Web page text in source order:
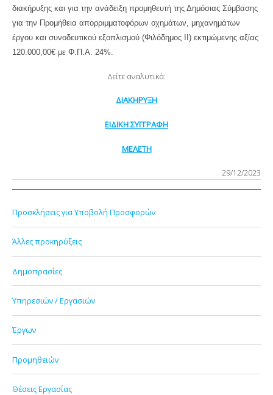
διακήρυξης και για την ανάδειξη προμηθευτή της Δημόσιας Σύμβασης
για την Προμήθεια απορριμματοφόρων οχημάτων, μηχανημάτων
έργου και συνοδευτικού εξοπλισμού (Φιλόδημος ΙΙ) εκτιμώμενης αξίας
120.000,00€ με Φ.Π.Α. 24%.
Δείτε αναλυτικά:
ΔΙΑΚΗΡΥΞΗ
ΕΙΔΙΚΗ ΣΥΓΓΡΑΦΗ
ΜΕΛΕΤΗ
29/12/2023
Προσκλήσεις για Υποβολή Προσφορών
Άλλες προκηρύξεις
Δημοπρασίες
Υπηρεσιών / Εργασιών
Έργων
Προμηθειών
Θέσεις Εργασίας